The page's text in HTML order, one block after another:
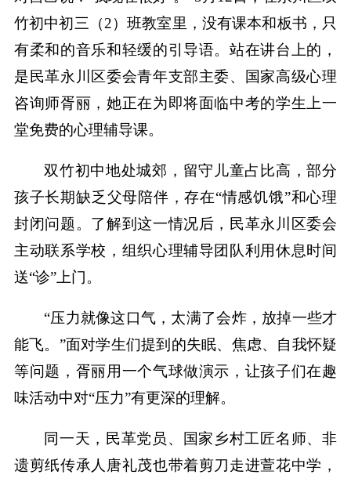
竹初中初三（2）班教室里，没有课本和板书，只
有柔和的音乐和轻缓的引导语。站在讲台上的，
是民革永川区委会青年支部主委、国家高级心理
咨询师胥丽，她正在为即将面临中考的学生上一
堂免费的心理辅导课。
双竹初中地处城郊，留守儿童占比高，部分
孩子长期缺乏父母陪伴，存在“情感饥饿”和心理
封闭问题。了解到这一情况后，民革永川区委会
主动联系学校，组织心理辅导团队利用休息时间
送“诊”上门。
“压力就像这口气，太满了会炸，放掉一些才
能飞。”面对学生们提到的失眠、焦虑、自我怀疑
等问题，胥丽用一个气球做演示，让孩子们在趣
味活动中对“压力”有更深的理解。
同一天，民革党员、国家乡村工匠名师、非
遗剪纸传承人唐礼茂也带着剪刀走进萱花中学，